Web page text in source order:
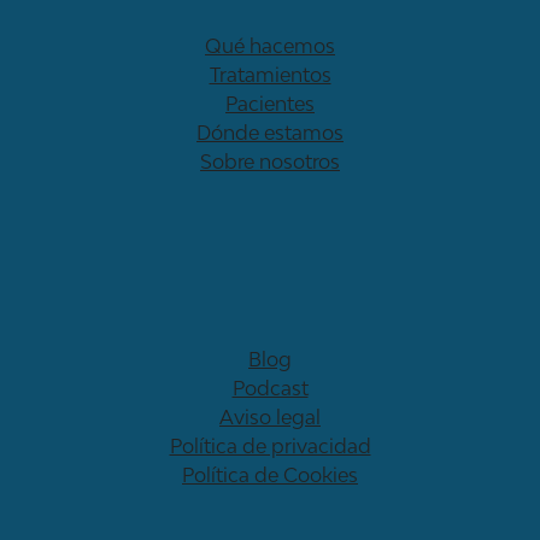
para el pequeño sentirse a salvo en un terreno
que, a priori, puede resultarle hostil. Por eso
hemos desarrollado un protocolo interno de
actuación centrado en el niño y en las
necesidades que pueda tener. De esta forma,
Qué hacemos
Tratamientos
Pacientes
Dónde estamos
Sobre nosotros
Blog
Podcast
Aviso legal
Política de privacidad
Política de Cookies